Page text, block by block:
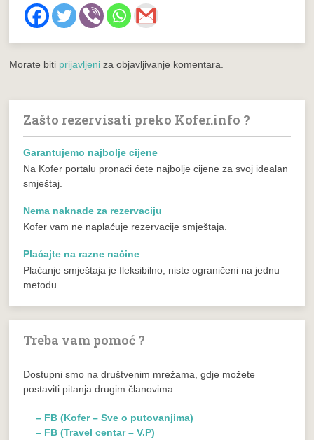
Morate biti prijavljeni za objavljivanje komentara.
Zašto rezervisati preko Kofer.info ?
Garantujemo najbolje cijene
Na Kofer portalu pronaći ćete najbolje cijene za svoj idealan
smještaj.
Nema naknade za rezervaciju
Kofer vam ne naplaćuje rezervacije smještaja.
Plaćajte na razne načine
Plaćanje smještaja je fleksibilno, niste ograničeni na jednu
metodu.
Treba vam pomoć ?
Dostupni smo na društvenim mrežama, gdje možete
postaviti pitanja drugim članovima.
– FB (Kofer – Sve o putovanjima)
– FB (Travel centar – V.P)